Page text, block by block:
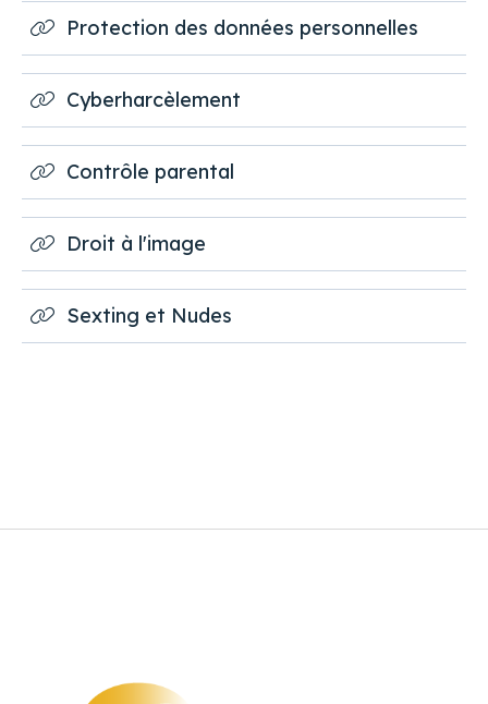
Protection des données personnelles
Cyberharcèlement
Contrôle parental
Droit à l'image
Sexting et Nudes